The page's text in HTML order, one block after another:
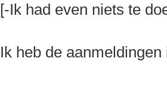
[-Ik had even niets te
Ik heb de